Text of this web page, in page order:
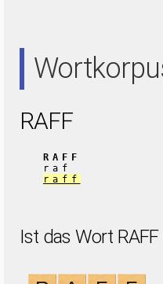
RAFF
RAFF
raf
raff
Ist das Wort